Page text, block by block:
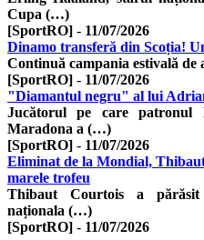
Cupa (…)
[SportRO] - 11/07/2026
Dinamo transferă din Scoția!
Continuă campania estivală
[SportRO] - 11/07/2026
"Diamantul negru" al lui
Jucătorul pe care patronul
Maradona a (…)
[SportRO] - 11/07/2026
Eliminat de la Mondial,
marele trofeu
Thibaut Courtois a
naționala (…)
[SportRO] - 11/07/2026